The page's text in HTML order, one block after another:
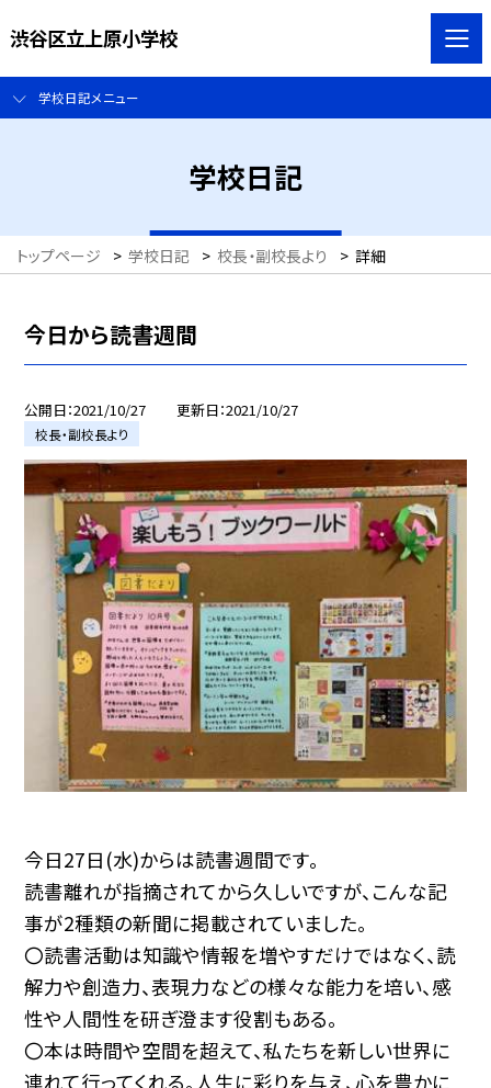
渋谷区立上原小学校
学校日記メニュー
学校日記
トップページ > 学校日記 > 校長・副校長より > 詳細
今日から読書週間
公開日 2021/10/27 更新日 2021/10/27
校長・副校長より
今日27日(水)からは読書週間です。
読書離れが指摘されてから久しいですが、こんな記
事が2種類の新聞に掲載されていました。
〇読書活動は知識や情報を増やすだけではなく、読
解力や創造力、表現力などの様々な能力を培い、感
性や人間性を研ぎ澄ます役割もある。
〇本は時間や空間を超えて、私たちを新しい世界に
連れて行ってくれる。人生に彩りを与え、心を豊かに